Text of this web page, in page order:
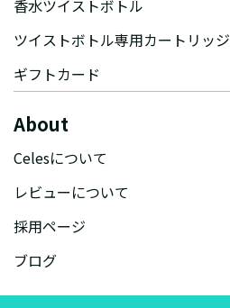
香水ツイストボトル
ツイストボトル専用カートリッジ
ギフトカード
About
Celesについて
レビューについて
採用ページ
ブログ